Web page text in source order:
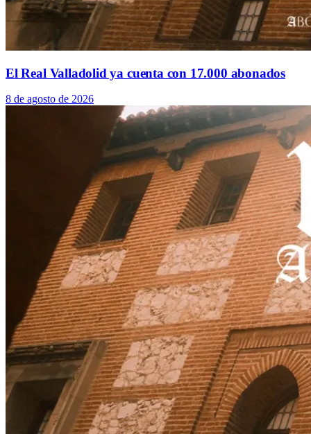
El Real Valladolid ya cuenta con 17.000 abonados
8 de agosto de 2026